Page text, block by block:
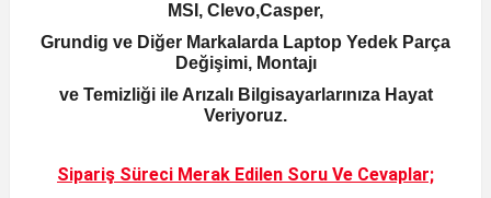
MSI, Clevo,Casper,
Grundig ve Diğer Markalarda Laptop Yedek Parça
Değişimi, Montajı
ve Temizliği ile Arızalı Bilgisayarlarınıza Hayat
Veriyoruz.
Sipariş Süreci Merak Edilen Soru Ve Cevaplar;